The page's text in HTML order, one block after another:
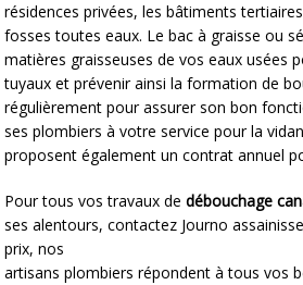
résidences privées, les bâtiments
fosses toutes eaux. Le bac à graisse ou
matières graisseuses de vos eaux usées
tuyaux et prévenir ainsi la formation de
régulièrement pour assurer son bon
ses plombiers à votre service pour la
proposent également un contrat annuel
Pour tous vos travaux de débouchage
ses alentours, contactez Journo
prix, nos
artisans plombiers répondent à tous vos